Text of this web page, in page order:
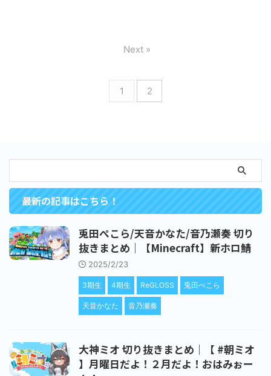
1 2
Next »
最新の記事はこちら！
兎田ぺこら/天音かなた/音乃瀬奏 切り
抜きまとめ｜【Minecraft】新ホロ鯖
2025/2/23
3期生 4期生 ReGLOSS 兎田ぺこら
天音かなた 音乃瀬奏
大神ミオ 切り抜きまとめ｜【 #朝ミオ
】月曜日だよ！２月だよ！おはみぉー